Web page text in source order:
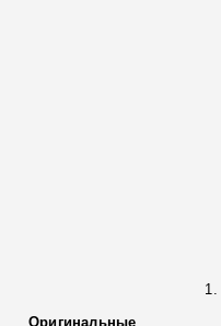
Оригинальные